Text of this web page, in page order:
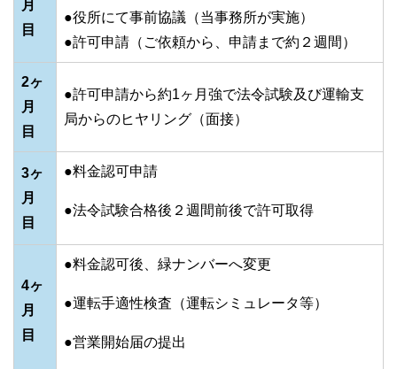
月
目
●役所にて事前協議（当事務所が実施）
●許可申請（ご依頼から、申請まで約２週間）
2ヶ
月
目
●許可申請から約1ヶ月強で法令試験及び運輸支
局からのヒヤリング（面接）
3ヶ
月
目
●料金認可申請
●法令試験合格後２週間前後で許可取得
4ヶ
月
目
●料金認可後、緑ナンバーへ変更
●運転手適性検査（運転シミュレータ等）
●営業開始届の提出